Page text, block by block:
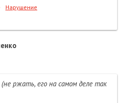
Нарушение
ржать, его на самом деле так